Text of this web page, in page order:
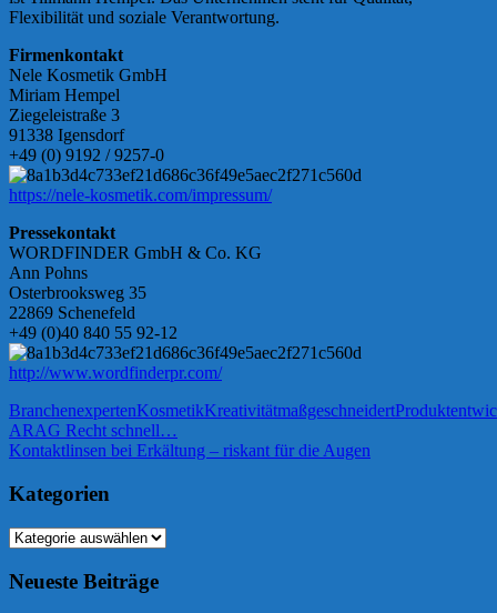
Flexibilität und soziale Verantwortung.
Firmenkontakt
Nele Kosmetik GmbH
Miriam Hempel
Ziegeleistraße 3
91338 Igensdorf
+49 (0) 9192 / 9257-0
https://nele-kosmetik.com/impressum/
Pressekontakt
WORDFINDER GmbH & Co. KG
Ann Pohns
Osterbrooksweg 35
22869 Schenefeld
+49 (0)40 840 55 92-12
http://www.wordfinderpr.com/
BranchenexpertenKosmetikKreativitätmaßgeschneidert
Beitragsnavigation
Vorheriger
Beitrag:
ARAG Recht schnell…
Nächster
Kontaktlinsen bei Erkältung – riskant für die Augen
Kategorien
Kategorien
Neueste Beiträge